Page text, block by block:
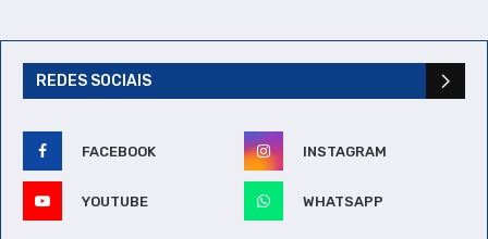
REDES SOCIAIS
FACEBOOK INSTAGRAM
YOUTUBE WHATSAPP